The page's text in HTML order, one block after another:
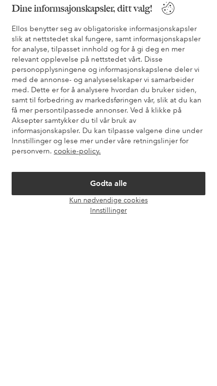
Dine informsajonskapsler, ditt valg!
Ellos benytter seg av obligatoriske informasjonskapsler
slik at nettstedet skal fungere, samt informasjonskapsler
for analyse, tilpasset innhold og for å gi deg en mer
relevant opplevelse på nettstedet vårt. Disse
personopplysningene og informasjonskapslene deler vi
med de annonse- og analyseselskaper vi samarbeider
med. Dette er for å analysere hvordan du bruker siden,
samt til forbedring av markedsføringen vår, slik at du kan
få mer persontilpassede annonser. Ved å klikke på
Aksepter samtykker du til vår bruk av
informasjonskapsler. Du kan tilpasse valgene dine under
Innstillinger og lese mer under våre retningslinjer for
personvern. cookie-policy.
Godta alle
Kun nødvendige cookies
Innstillinger
Trenger du hjelp?
Du finner svar på de vanligste spørsmålene i vår FAQ. Du finner
også informasjon om hvordan du kan kontakte oss.
Kundeservice Bestilling Betalingsmåte
Mine sider
Om Ellos